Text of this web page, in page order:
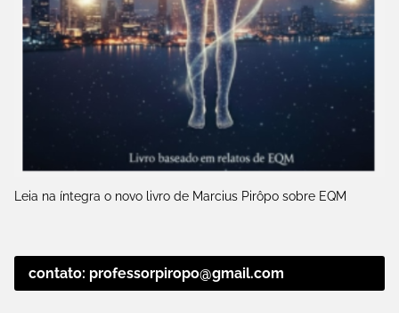
Leia na íntegra o novo livro de Marcius Pirôpo sobre EQM
contato: professorpiropo@gmail.com